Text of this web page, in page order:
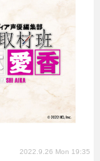
音楽
イベント
コスプレ
新帝スタ
レポート
連載一覧
ラジオ
コラム
2022.9.26 Mon 19:35